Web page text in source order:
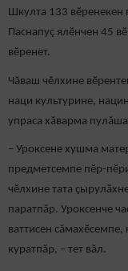
Шкулта 133 вӗренекен
Паснапуç ялӗнчен 45
вӗренет.
Чăваш чӗлхине
наци культурине,
упраса хӑварма
– Уроксене хушма
предметсемпе пӗр-
чӗлхине тата
паратпăр. Уроксенче
ваттисен
куратпăр, – тет вăл.